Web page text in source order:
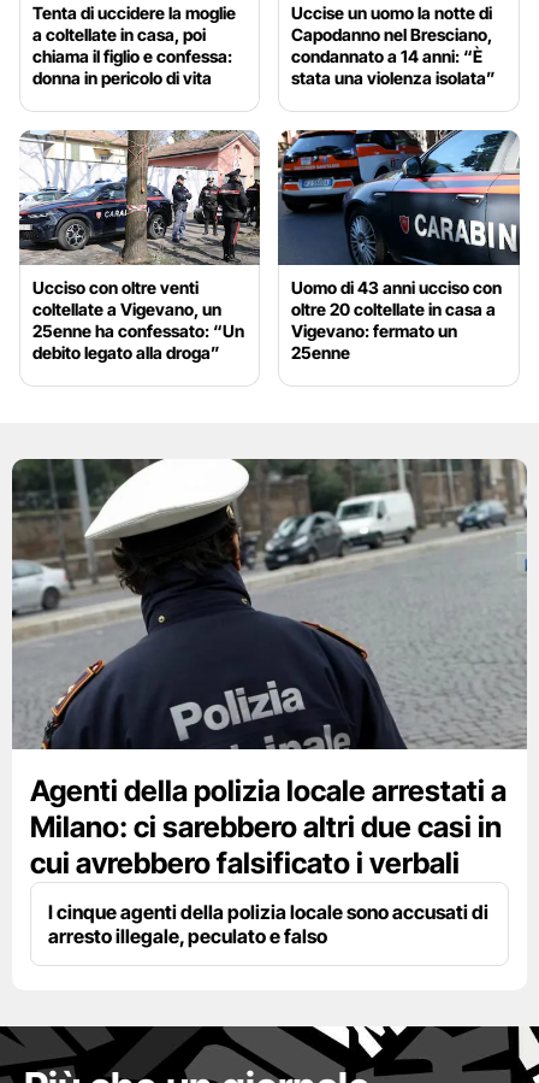
Tenta di uccidere la moglie
a coltellate in casa, poi
chiama il figlio e confessa:
donna in pericolo di vita
Uccise un uomo la notte di
Capodanno nel Bresciano,
condannato a 14 anni: “È
stata una violenza isolata”
Ucciso con oltre venti
coltellate a Vigevano, un
25enne ha confessato: “Un
debito legato alla droga”
Uomo di 43 anni ucciso con
oltre 20 coltellate in casa a
Vigevano: fermato un
25enne
Agenti della polizia locale arrestati a
Milano: ci sarebbero altri due casi in
cui avrebbero falsificato i verbali
I cinque agenti della polizia locale sono accusati di
arresto illegale, peculato e falso